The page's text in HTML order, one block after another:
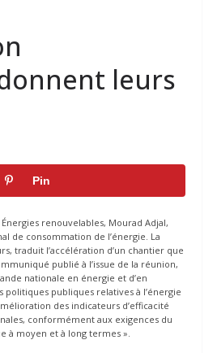
leurs
Pin
renouvelables, Mourad Adjal,
de consommation de l’énergie. La
traduit l’accélération d’un chantier que
publié à l’issue de la réunion,
nationale en énergie et d’en
publiques relatives à l’énergie
des indicateurs d’efficacité
conformément aux exigences du
à moyen et à long termes ».